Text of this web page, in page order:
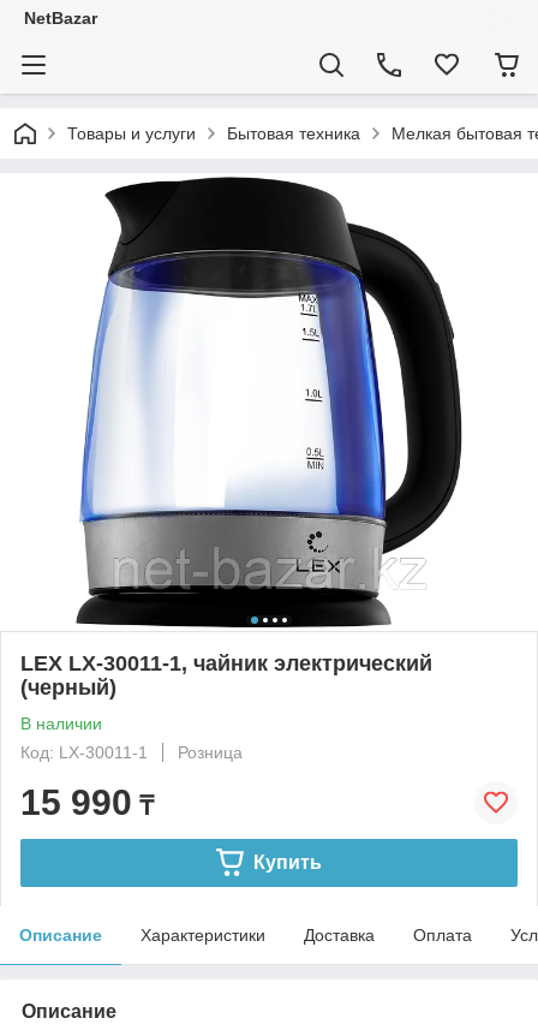
NetBazar
Товары и услуги Бытовая техника Мелкая бытовая
LEX LX-30011-1, чайник электрический
(черный)
В наличии
Код: LX-30011-1
Розница
15 990 ₸
Купить
Описание Характеристики Доставка Оплата
Описание